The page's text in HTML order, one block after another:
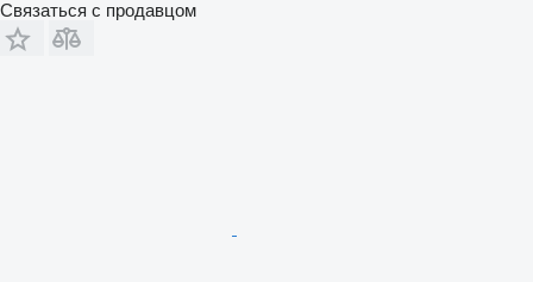
Связаться с продавцом